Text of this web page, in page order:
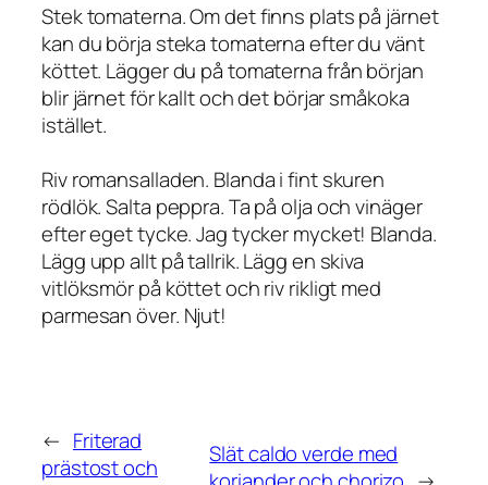
Stek tomaterna. Om det finns plats på järnet
kan du börja steka tomaterna efter du vänt
köttet. Lägger du på tomaterna från början
blir järnet för kallt och det börjar småkoka
istället.
Riv romansalladen. Blanda i fint skuren
rödlök. Salta peppra. Ta på olja och vinäger
efter eget tycke. Jag tycker mycket! Blanda.
Lägg upp allt på tallrik. Lägg en skiva
vitlöksmör på köttet och riv rikligt med
parmesan över. Njut!
← Friterad
prästost och
Slät caldo verde med